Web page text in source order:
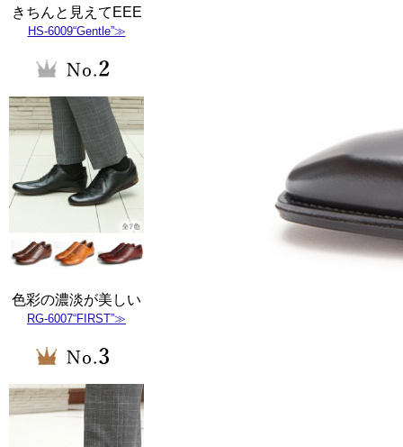
きちんと見えてEEE
HS-6009“Gentle”≫
色彩の濃淡が美しい
RG-6007“FIRST”≫